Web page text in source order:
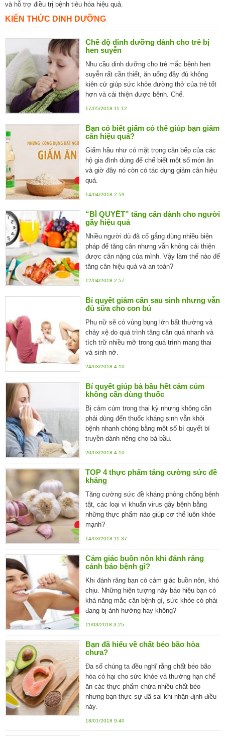
và hỗ trợ điều trị bệnh tiêu hóa hiệu quả.
KIẾN THỨC DINH DƯỠNG
Chế độ dinh dưỡng dành cho trẻ bị
hen suyễn
Nhu cầu dinh dưỡng cho trẻ mắc bệnh hen
suyễn rất cần thiết, ăn uống đầy đủ không
kiên cử giúp sức khỏe đường thở của trẻ tốt
hơn và cải thiện được bệnh. Chế.
17/05/2018 11:12
Bạn có biết giấm có thể giúp bạn giảm
cân hiệu quả?
Giấm hầu như có mặt trong căn bếp của các
hộ gia đình dùng để chế biết một số món ăn
và giờ đây nó còn có tác dụng giảm cân hiệu
quả.
14/04/2018 2:59
“BÍ QUYẾT” tăng cân dành cho người
gầy hiệu quả
Nhiều người dù đã cố gắng dùng nhiều biện
pháp để tăng cân nhưng vẫn không cải thiện
được cân nặng của mình. Vậy làm thế nào để
tăng cân hiệu quả và an toàn?
12/04/2018 2:57
Bí quyết giảm cân sau sinh nhưng vẫn
đủ sữa cho con bú
Phụ nữ sẽ có vùng bụng lớn bất thường và
chảy xệ do quá trình tăng cân quá nhanh và
tích trữ nhiều mỡ trong quá trình mang thai
và sinh nở.
24/03/2018 4:10
Bí quyết giúp bà bầu hết cảm cúm
không cần dùng thuốc
Bị cảm cúm trong thai kỳ nhưng không cần
phải dùng đến thuốc kháng sinh vẫn khỏi
bệnh nhanh chóng bằng một số bí quyết bí
truyền dành riêng cho bà bầu.
20/03/2018 4:10
TOP 4 thực phẩm tăng cường sức đề
kháng
Tăng cường sức đề kháng phòng chống bệnh
tật, các loại vi khuẩn virus gây bệnh bằng
những thực phẩm nào giúp cơ thể luôn khỏe
mạnh?
14/03/2018 11:37
Cảm giác buồn nôn khi đánh răng
cảnh báo bệnh gì?
Khi đánh răng bạn có cảm giác buồn nôn, khó
chịu. Những hiện tượng này báo hiệu bạn có
khả năng mắc căn bệnh gì, sức khỏe có phải
đang bị ảnh hưởng hay không?
11/03/2018 3:25
Bạn đã hiểu về chất béo bão hòa
chưa?
Đa số chúng ta đều nghĩ rằng chất béo bão
hòa có hại cho sức khỏe và thường hạn chế
ăn các thực phẩm chứa nhiều chất béo
nhưng bạn thực sự đã sai khi nhận định điều
này.
18/01/2018 9:40